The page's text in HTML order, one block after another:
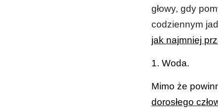
głowy, gdy
codziennym
jak najmniej
1. Woda.
Mimo że
dorosłego